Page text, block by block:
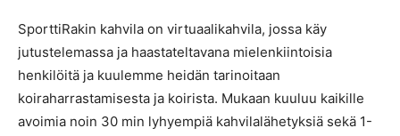
SporttiRakin kahvila on virtuaalikahvila, jossa käy
jutustelemassa ja haastateltavana mielenkiintoisia
henkilöitä ja kuulemme heidän tarinoitaan
koiraharrastamisesta ja koirista. Mukaan kuuluu kaikille
avoimia noin 30 min lyhyempiä kahvilalähetyksiä sekä 1-